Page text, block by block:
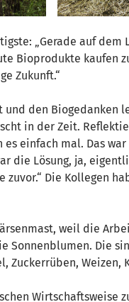
„Gerade auf
Bioprodukte kaufen
Zukunft.“
den Biogedanken
in der Zeit.
einfach mal. Das
die Lösung, ja,
Die Kollegen
weil die
Sonnenblumen. Die
Zuckerrüben,
Wirtschaftsweise